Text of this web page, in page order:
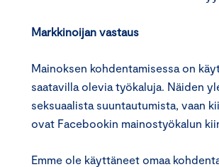
Markkinoijan vastaus
Mainoksen kohdentamisessa on
saatavilla olevia työkaluja. Näiden
seksuaalista suuntautumista, vaan
ovat Facebookin mainostyökalun
Emme ole käyttäneet omaa